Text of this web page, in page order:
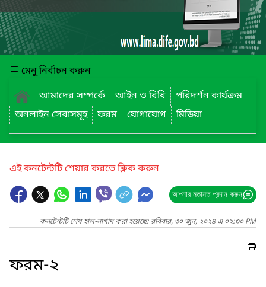
মেনু নির্বাচন করুন
আমাদের সম্পর্কে
আইন ও বিধি
পরিদর্শন কার্যক্রম
অনলাইন সেবাসমূহ
ফরম যোগাযোগ মিডিয়া
এই কনটেন্টটি শেয়ার করতে ক্লিক করুন
আপনার মতামত প্রদান করুন
কনটেন্টটি শেষ হাল-নাগাদ করা হয়েছে: রবিবার, ৩০ জুন, ২০২৪ এ ০২:৩০ PM
ফরম-২